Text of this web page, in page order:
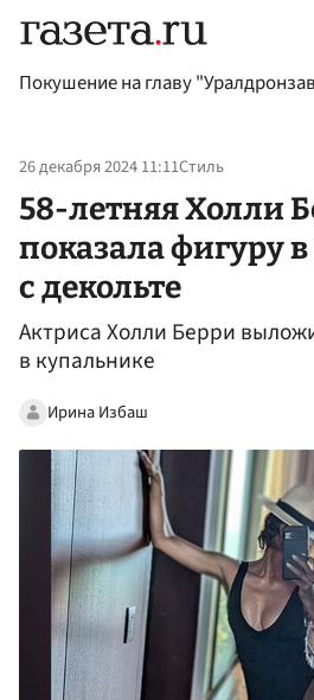
Покушение на главу
26 декабря 2024 11:11Стиль
58-летняя Холли
показала фигуру
с декольте
Актриса Холли Берри
в купальнике
Ирина Избаш